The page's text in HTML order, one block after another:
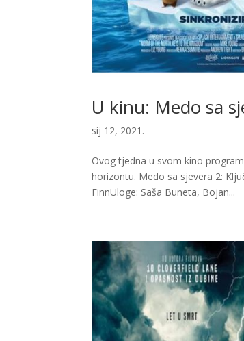
U kinu: Medo sa
sij 12, 2021.
Ovog tjedna u svom kino
horizontu. Medo sa sjevera 2:
FinnUloge: Saša Buneta, Bojan...